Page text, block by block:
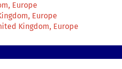
Europe
Europe
Kingdom, Europe